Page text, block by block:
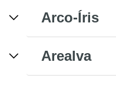
Arco-Íris
Arealva